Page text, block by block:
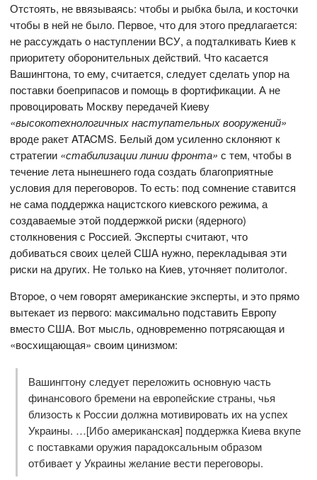
Отстоять, не ввязываясь: чтобы и рыбка была, и косточки
чтобы в ней не было. Первое, что для этого предлагается:
не рассуждать о наступлении ВСУ, а подталкивать Киев к
приоритету оборонительных действий. Что касается
Вашингтона, то ему, считается, следует сделать упор на
поставки боеприпасов и помощь в фортификации. А не
провоцировать Москву передачей Киеву
«высокотехнологичных наступательных вооружений»
вроде ракет ATACMS. Белый дом усиленно склоняют к
стратегии «стабилизации линии фронта» с тем, чтобы в
течение лета нынешнего года создать благоприятные
условия для переговоров. То есть: под сомнение ставится
не сама поддержка нацистского киевского режима, а
создаваемые этой поддержкой риски (ядерного)
столкновения с Россией. Эксперты считают, что
добиваться своих целей США нужно, перекладывая эти
риски на других. Не только на Киев, уточняет политолог.
Второе, о чем говорят американские эксперты, и это прямо
вытекает из первого: максимально подставить Европу
вместо США. Вот мысль, одновременно потрясающая и
«восхищающая» своим цинизмом:
Вашингтону следует переложить основную часть
финансового бремени на европейские страны, чья
близость к России должна мотивировать их на успех
Украины. …[Ибо американская] поддержка Киева вкупе
с поставками оружия парадоксальным образом
отбивает у Украины желание вести переговоры.